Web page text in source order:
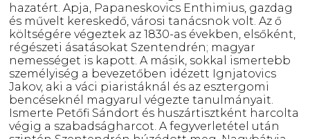
hazatért. Apja, Papaneskovics Enthimius, gazdag
és művelt kereskedő, városi tanácsnok volt. Az ő
költségére végeztek az 1830-as években, elsőként,
régészeti ásatásokat Szentendrén; magyar
nemességet is kapott. A másik, sokkal ismertebb
személyiség a bevezetőben idézett Ignjatovics
Jakov, aki a váci piaristáknál és az esztergomi
bencéseknél magyarul végezte tanulmányait.
Ismerte Petőfi Sándort és huszártisztként harcolta
végig a szabadságharcot. A fegyverletétel után